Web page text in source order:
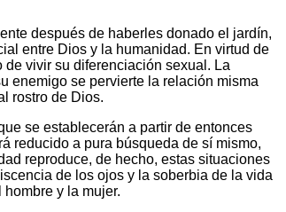
después de haberles donado el jardín,
entre Dios y la humanidad. En virtud de
vivir su diferenciación sexual. La
enemigo se pervierte la relación misma
rostro de Dios.
se establecerán a partir de entonces
reducido a pura búsqueda de sí mismo,
reproduce, de hecho, estas situaciones
de los ojos y la soberbia de la vida
y la mujer.